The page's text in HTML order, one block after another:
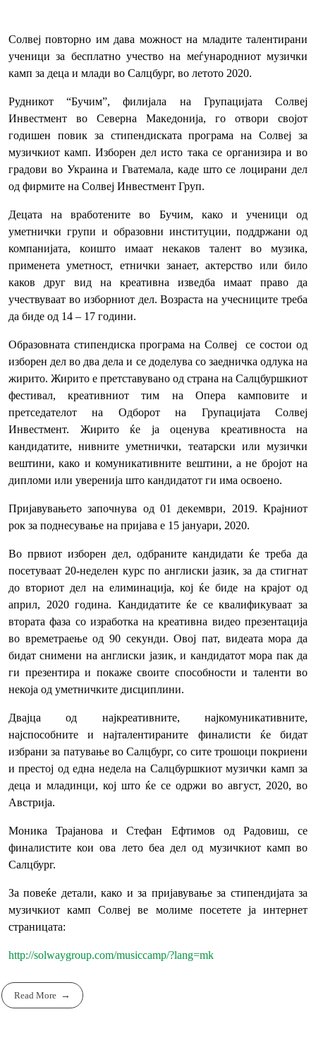
Солвеј повторно им дава можност на младите талентирани
ученици за бесплатно учество на меѓународниот музички
камп за деца и млади во Салцбург, во летото 2020.
Рудникот “Бучим”, филијала на Групацијата Солвеј
Инвестмент во Северна Македонија, го отвори својот
годишен повик за стипендиската програма на Солвеј за
музичкиот камп. Изборен дел исто така се организира и во
градови во Украина и Гватемала, каде што се лоцирани дел
од фирмите на Солвеј Инвестмент Груп.
Децата на вработените во Бучим, како и ученици од
уметнички групи и образовни институции, поддржани од
компанијата, коишто имаат некаков талент во музика,
применета уметност, етнички занает, актерство или било
каков друг вид на креативна изведба имаат право да
учествуваат во изборниот дел. Возраста на учесниците треба
да биде од 14 – 17 години.
Образовната стипендиска програма на Солвеј се состои од
изборен дел во два дела и се доделува со заедничка одлука на
жирито. Жирито е претставувано од страна на Салцбуршкиот
фестивал, креативниот тим на Опера камповите и
претседателот на Одборот на Групацијата Солвеј
Инвестмент. Жирито ќе ја оценува креативноста на
кандидатите, нивните уметнички, театарски или музички
вештини, како и комуникативните вештини, а не бројот на
дипломи или уверенија што кандидатот ги има освоено.
Пријавувањето започнува од 01 декември, 2019. Крајниот
рок за поднесување на пријава е 15 јануари, 2020.
Во првиот изборен дел, одбраните кандидати ќе треба да
посетуваат 20-неделен курс по англиски јазик, за да стигнат
до вториот дел на елиминација, кој ќе биде на крајот од
април, 2020 година. Кандидатите ќе се квалификуваат за
втората фаза со изработка на креативна видео презентација
во времетраење од 90 секунди. Овој пат, видеата мора да
бидат снимени на англиски јазик, и кандидатот мора пак да
ги презентира и покаже своите способности и таленти во
некоја од уметничките дисциплини.
Двајца од најкреативните, најкомуникативните,
најспособните и најталентираните финалисти ќе бидат
избрани за патување во Салцбург, со сите трошоци покриени
и престој од една недела на Салцбуршкиот музички камп за
деца и младинци, кој што ќе се одржи во август, 2020, во
Австрија.
Моника Трајанова и Стефан Ефтимов од Радовиш, се
финалистите кои ова лето беа дел од музичкиот камп во
Салцбург.
За повеќе детали, како и за пријавување за стипендијата за
музичкиот камп Солвеј ве молиме посетете ја интернет
страницата:
http://solwaygroup.com/musiccamp/?lang=mk
Read More